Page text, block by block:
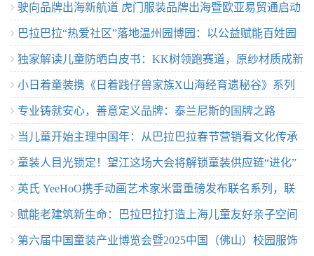
驶向品牌出海新航道 虎门服装品牌出海暨欧亚易贸通启动
巴拉巴拉“热爱社区”落地温州园博园：以公益赋能百姓园
博，助力温州儿童友好城市建设
独家解读儿童防晒白皮书：KK树领跑赛道，原纱材质成新
趋势
小日着童装携《日着践仔兽家族X山海经育遗秘谷》系列
登陆上海时装周
专业铸就安心，善意定义品牌：泰兰尼斯的国牌之路
当儿童开始主理中国年：从巴拉巴拉春节营销看文化传承
与亲子关系的时代重构
童装人目光锁定！望江这场大会将解锁童装供应链“进化”
密码
英氏 YeeHoO携手动画艺术家米雷重磅发布联名系列，联
袂京东深化全渠道战略
赋能老建筑新生命：巴拉巴拉打造上海儿童友好亲子空间
第六届中国童装产业博览会暨2025中国（佛山）校园服饰